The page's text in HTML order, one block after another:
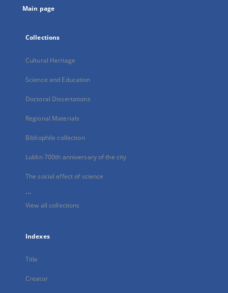
Main page
Collections
Cultural Heritage
Science and Education
Doctoral Dissertations
Regional Materials
Bibliophile collection
Lublin 700th anniversary of the city
The social effect of science
...
View all collections
Indexes
Title
Creator